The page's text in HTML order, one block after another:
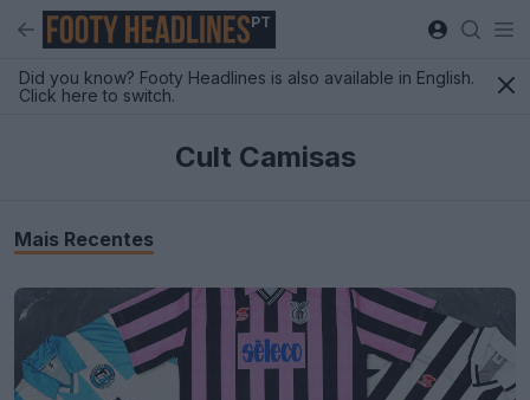
PT
Did you know? Footy Headlines is also available in English.
Click here to switch.
Cult Camisas
Mais Recentes